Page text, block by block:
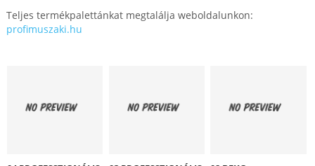
Teljes termékpalettánkat megtalálja weboldalunkon:
profimuszaki.hu